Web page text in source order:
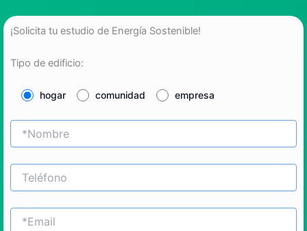
¡Solicita tu estudio de Energía Sostenible!
Tipo de edificio:
hogar comunidad empresa